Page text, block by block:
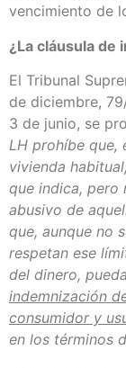
vencimiento de
¿La cláusula de
El Tribunal
de diciembre,
3 de junio, se
LH prohíbe que,
vivienda
que indica, pero
abusivo de
que, aunque no
respetan ese
del dinero,
indemnización
consumidor y
en los términos